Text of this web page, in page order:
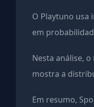
O Playtuno
em
Nesta análise,
mostra a
Em resumo,